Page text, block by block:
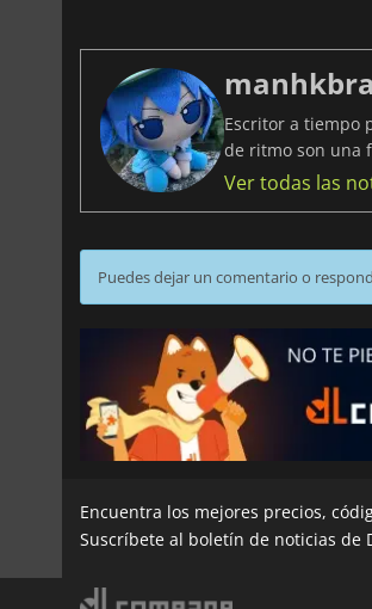
Escritor a tiempo
de ritmo son una
Ver todas las
Puedes dejar un comentario o
Encuentra los mejores precios,
Suscríbete al boletín de noticias de